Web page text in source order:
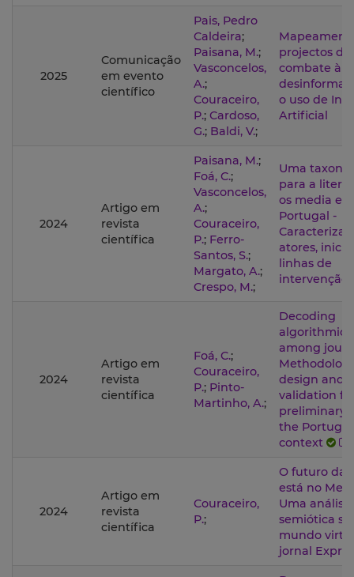
2025
Comunicação
em evento
científico
Pais, Pedro
Caldeira;
Paisana, M.;
Vasconcelos,
A.;
Couraceiro,
P.; Cardoso,
G.; Baldi, V.;
projectos de
combate à
o uso de
Artificial
2024
Artigo em
revista
científica
Paisana, M.;
Foá, C.;
Vasconcelos,
A.;
Couraceiro,
P.; Ferro-
Santos, S.;
Margato, A.;
Crespo, M.;
Uma
para a
os media em
Portugal -
atores,
linhas de
intervenção
2024
Artigo em
revista
científica
Foá, C.;
Couraceiro,
P.; Pinto-
Martinho, A.;
Decoding
algorithmic
among
design and
validation
preliminary
the
context
2024
Artigo em
revista
científica
Couraceiro,
P.;
O futuro
está no
Uma análise
semiótica
mundo
jornal